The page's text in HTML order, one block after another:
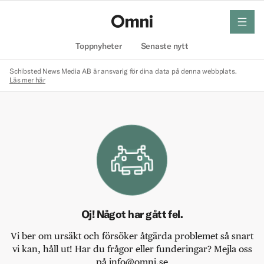
Toppnyheter Senaste nytt
meny
Schibsted News Media AB är ansvarig för dina data på denna webbplats.
Läs mer här
Oj! Något har gått fel.
Vi ber om ursäkt och försöker åtgärda problemet så snart
vi kan, håll ut! Har du frågor eller funderingar? Mejla oss